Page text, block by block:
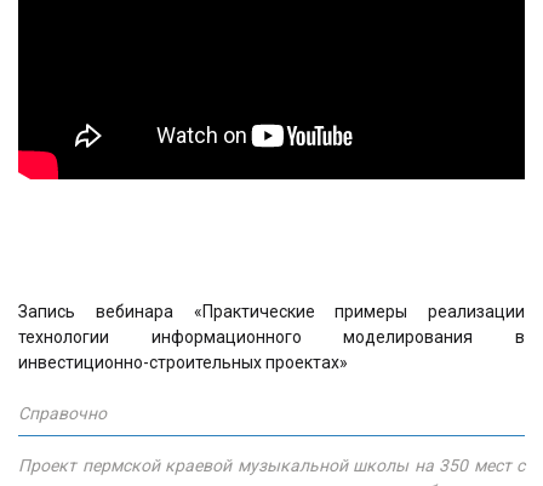
Запись вебинара «Практические примеры реализации
технологии информационного моделирования в
инвестиционно-строительных проектах»
Справочно
Проект пермской краевой музыкальной школы на 350 мест с